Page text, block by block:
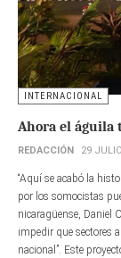
INTERNACIONAL
Ahora el águila
REDACCIÓN 29
“Aquí se acabó la
por los somocistas
nicaragüense, Daniel
impedir que sectores
nacional”. Este